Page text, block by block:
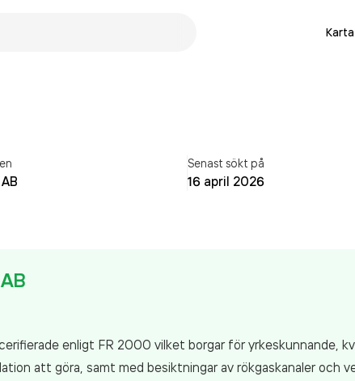
Karta
Senast sökt på
16 april 2026
enligt FR 2000 vilket borgar för yrkeskunnande,
att göra, samt med besiktningar av rökgaskanaler och